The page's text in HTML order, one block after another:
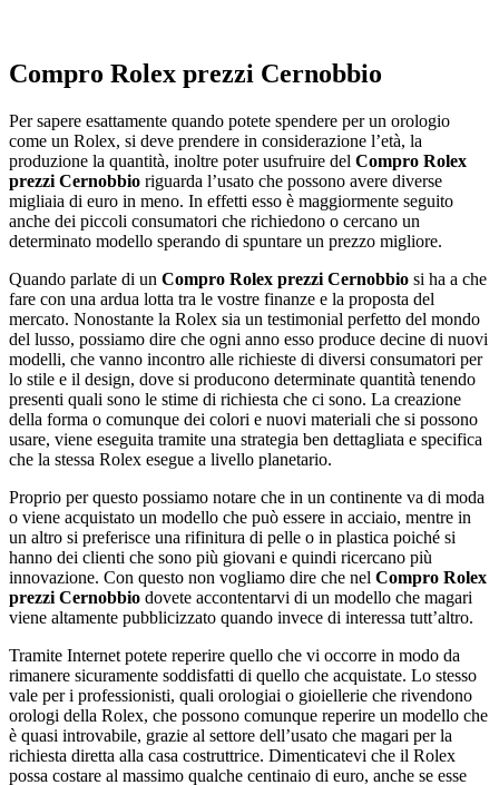
Compro Rolex prezzi Cernobbio
Per sapere esattamente quando potete spendere per un orologio
come un Rolex, si deve prendere in considerazione l’età, la
produzione la quantità, inoltre poter usufruire del Compro Rolex
prezzi Cernobbio riguarda l’usato che possono avere diverse
migliaia di euro in meno. In effetti esso è maggiormente seguito
anche dei piccoli consumatori che richiedono o cercano un
determinato modello sperando di spuntare un prezzo migliore.
Quando parlate di un Compro Rolex prezzi Cernobbio si ha a che
fare con una ardua lotta tra le vostre finanze e la proposta del
mercato. Nonostante la Rolex sia un testimonial perfetto del mondo
del lusso, possiamo dire che ogni anno esso produce decine di nuovi
modelli, che vanno incontro alle richieste di diversi consumatori per
lo stile e il design, dove si producono determinate quantità tenendo
presenti quali sono le stime di richiesta che ci sono. La creazione
della forma o comunque dei colori e nuovi materiali che si possono
usare, viene eseguita tramite una strategia ben dettagliata e specifica
che la stessa Rolex esegue a livello planetario.
Proprio per questo possiamo notare che in un continente va di moda
o viene acquistato un modello che può essere in acciaio, mentre in
un altro si preferisce una rifinitura di pelle o in plastica poiché si
hanno dei clienti che sono più giovani e quindi ricercano più
innovazione. Con questo non vogliamo dire che nel Compro Rolex
prezzi Cernobbio dovete accontentarvi di un modello che magari
viene altamente pubblicizzato quando invece di interessa tutt’altro.
Tramite Internet potete reperire quello che vi occorre in modo da
rimanere sicuramente soddisfatti di quello che acquistate. Lo stesso
vale per i professionisti, quali orologiai o gioiellerie che rivendono
orologi della Rolex, che possono comunque reperire un modello che
è quasi introvabile, grazie al settore dell’usato che magari per la
richiesta diretta alla casa costruttrice. Dimenticatevi che il Rolex
possa costare al massimo qualche centinaio di euro, anche se esse